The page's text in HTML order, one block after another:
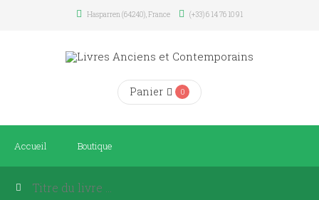
Hasparren (64240), France (+33) 6 14 76 10 91
Panier 0
Accueil Boutique